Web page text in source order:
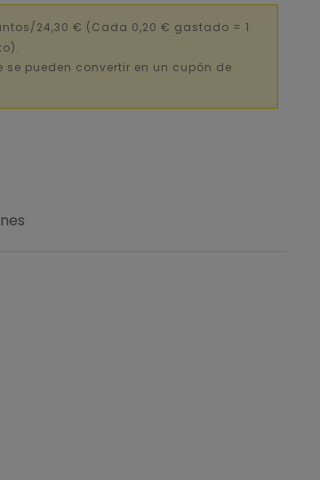
24,30 € (Cada 0,20 € gastado = 1
pueden convertir en un cupón de